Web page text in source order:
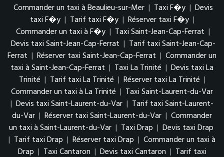
Commander un taxi à Beaulieu-sur-Mer | Taxi F�y | Devis
taxi F�y | Tarif taxi F�y | Réserver taxi F�y |
Commander un taxi à F�y | Taxi Saint-Jean-Cap-Ferrat |
Devis taxi Saint-Jean-Cap-Ferrat | Tarif taxi Saint-Jean-Cap-
Ferrat | Réserver taxi Saint-Jean-Cap-Ferrat | Commander un
taxi à Saint-Jean-Cap-Ferrat | Taxi La Trinité | Devis taxi La
Trinité | Tarif taxi La Trinité | Réserver taxi La Trinité |
Commander un taxi à La Trinité | Taxi Saint-Laurent-du-Var
| Devis taxi Saint-Laurent-du-Var | Tarif taxi Saint-Laurent-
du-Var | Réserver taxi Saint-Laurent-du-Var | Commander
un taxi à Saint-Laurent-du-Var | Taxi Drap | Devis taxi Drap
| Tarif taxi Drap | Réserver taxi Drap | Commander un taxi à
Drap | Taxi Cantaron | Devis taxi Cantaron | Tarif taxi